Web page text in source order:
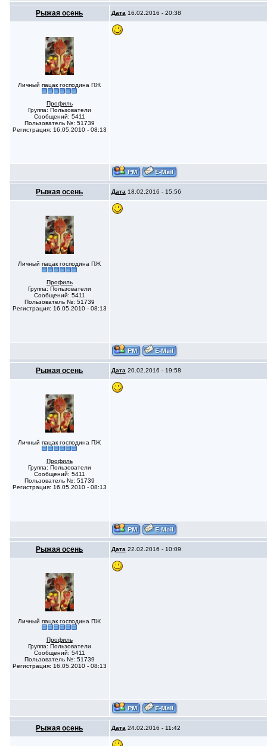
Рыжая осень Дата 16.02.2016 - 20:38
Личный пацак господина ПЖ
Профиль
Группа: Пользователи
Сообщений: 5411
Пользователь №: 51739
Регистрация: 16.05.2010 - 08:13
Рыжая осень Дата 18.02.2016 - 15:56
Личный пацак господина ПЖ
Профиль
Группа: Пользователи
Сообщений: 5411
Пользователь №: 51739
Регистрация: 16.05.2010 - 08:13
Рыжая осень Дата 20.02.2016 - 19:58
Личный пацак господина ПЖ
Профиль
Группа: Пользователи
Сообщений: 5411
Пользователь №: 51739
Регистрация: 16.05.2010 - 08:13
Рыжая осень Дата 22.02.2016 - 10:09
Личный пацак господина ПЖ
Профиль
Группа: Пользователи
Сообщений: 5411
Пользователь №: 51739
Регистрация: 16.05.2010 - 08:13
Рыжая осень Дата 24.02.2016 - 11:42